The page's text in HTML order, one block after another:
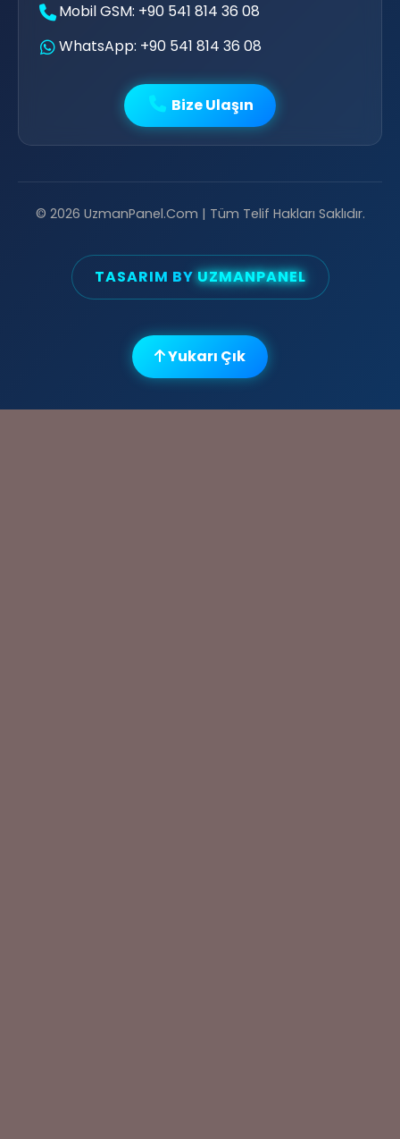
Mobil GSM: +90 541 814 36 08
WhatsApp: +90 541 814 36 08
Bize Ulaşın
© 2026 UzmanPanel.Com | Tüm Telif Hakları Saklıdır.
TASARIM BYUZMANPANEL
Yukarı Çık